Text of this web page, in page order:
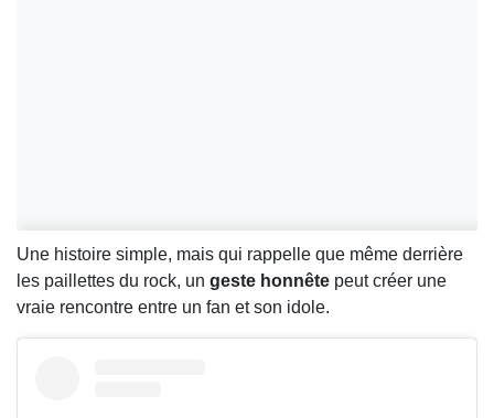
Une histoire simple, mais qui rappelle que même derrière
les paillettes du rock, un geste honnête peut créer une
vraie rencontre entre un fan et son idole.